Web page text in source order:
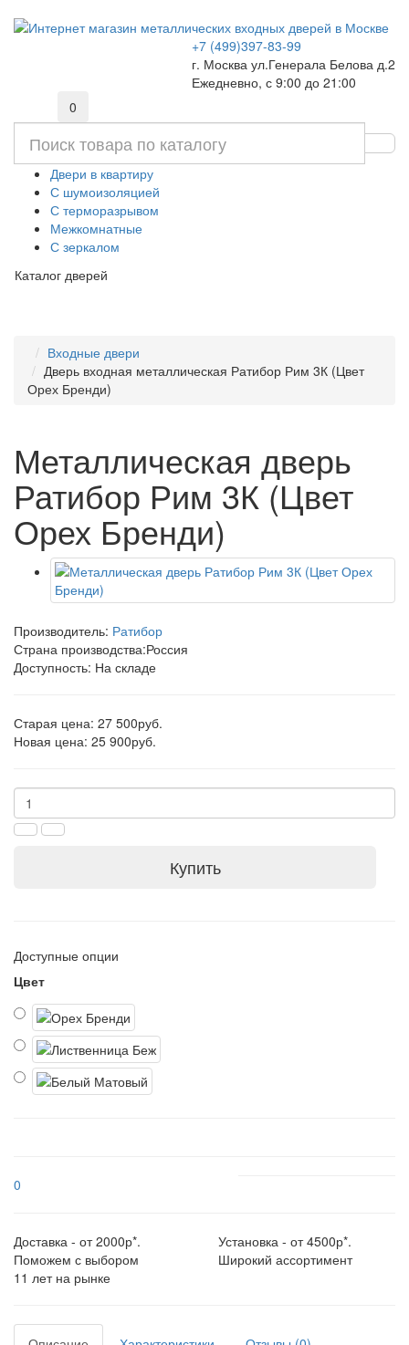
+7 (499)397-83-99
г. Москва ул.Генерала Белова д.2
Ежедневно, с 9:00 до 21:00
0
Двери в квартиру
С шумоизоляцией
С терморазрывом
Межкомнатные
С зеркалом
Каталог дверей
Входные двери
Дверь входная металлическая Ратибор Рим 3К (Цвет
Орех Бренди)
Металлическая дверь
Ратибор Рим 3К (Цвет
Орех Бренди)
Производитель: Ратибор
Страна производства:Россия
Доступность: На складе
Старая цена: 27 500руб.
Новая цена: 25 900руб.
Купить
Доступные опции
Цвет
0
Доставка - от 2000р*.
Установка - от 4500р*.
Поможем с выбором
Широкий ассортимент
11 лет на рынке